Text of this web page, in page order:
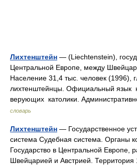
Лихтенштейн — (Liechtenstein),
Центральной Европе, между
Население 31,4 тыс. человек (1996),
лихтенштейнцы. Официальный язык
верующих католики.
словарь
Лихтенштейн — Государственное
система Судебная система. Органы
Государство в Центральной Европе,
Швейцарией и Австрией. Территория